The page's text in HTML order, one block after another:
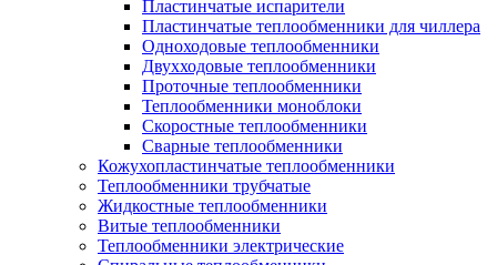
Пластинчатые испарители
Пластинчатые теплообменники для чиллера
Одноходовые теплообменники
Двухходовые теплообменники
Проточные теплообменники
Теплообменники моноблоки
Скоростные теплообменники
Сварные теплообменники
Кожухопластинчатые теплообменники
Теплообменники трубчатые
Жидкостные теплообменники
Витые теплообменники
Теплообменники электрические